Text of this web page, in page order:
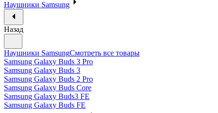
Наушники Samsung
Назад
Наушники SamsungСмотреть все товары
Samsung Galaxy Buds 3 Pro
Samsung Galaxy Buds 3
Samsung Galaxy Buds 2 Pro
Samsung Galaxy Buds Core
Samsung Galaxy Buds3 FE
Samsung Galaxy Buds FE